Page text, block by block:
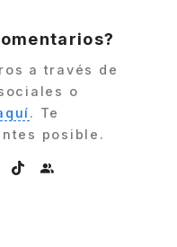
a través de
o
. Te
posible.